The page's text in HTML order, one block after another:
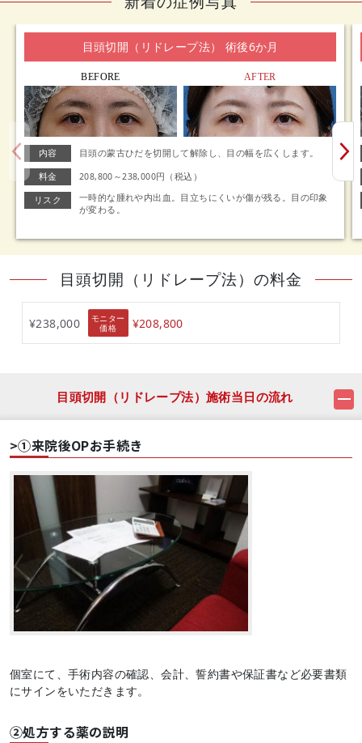
目頭切開（リドレープ法） 術後6か月
BEFORE AFTER
内容 目頭の蒙古ひだを切開して解除し、目の幅を広くします。
料金 208,800～238,000円（税込）
リスク
一時的な腫れや内出血。目立ちにくいが傷が残る。目の印象
が変わる。
目頭切開（リドレープ法）の料金
¥238,000
モニター
価格
¥208,800
目頭切開（リドレープ法）施術当日の流れ
>①来院後OPお手続き
個室にて、手術内容の確認、会計、誓約書や保証書など必要書類
にサインをいただきます。
②処方する薬の説明